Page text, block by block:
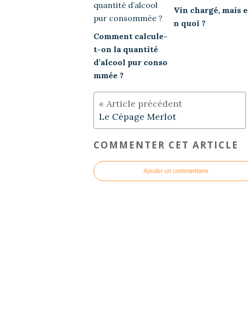
Comment calcule-
t-on la quantité
d’alcool pur conso
mmée ?
Vin chargé, mais e
n quoi ?
Le Cépage Merlot
COMMENTER CET ARTICLE
Ajouter un commentaire